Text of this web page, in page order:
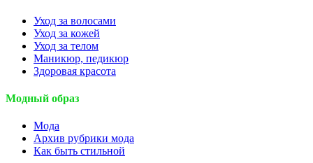
Уход за волосами
Уход за кожей
Уход за телом
Маникюр, педикюр
Здоровая красота
Модный образ
Мода
Архив рубрики мода
Как быть стильной